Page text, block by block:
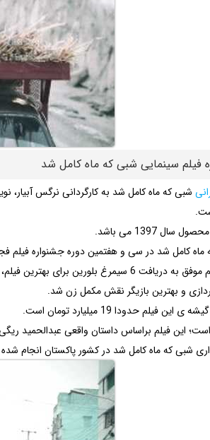
فیلم سینمایی شبی که ماه کامل شد
شبی که ماه کامل شد به کارگردانی نرگس
سال 1397 می باشد.
کامل شد در سی و هفتمین دوره جشنواره فیلم فجر به نمایش
این فیلم موفق به دریافت 6 سیمرغ
و بهترین بازیگر نقش مکمل زن شد.
این فیلم حدودا 19 میلیارد تومان است.
این فیلم براساس داستان واقعی عبدالحمید
شبی که ماه کامل شد در کشور پاکستان انجام